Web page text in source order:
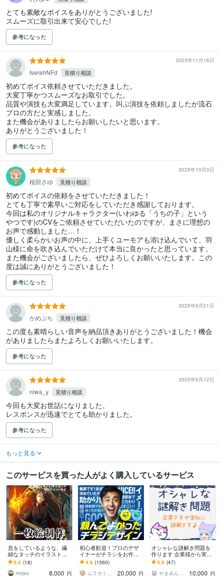
とても素敵なボイスをありがとうございました!
スムーズに取引出来て安心でした!
参考になった
2025年11月16日
IverehNFd 見積り相談
初めてボイス依頼させていただきました。
大変丁寧かつスムーズなお取引でした。
品質や演技も大変満足しています。叫ぶ演技を依頼しましたが流石
プロの方だと実感しました。
また機会がありましたらお願いしたいと思います。
ありがとうございました！
参考になった
2025年10月3日
桜田さゆ 見積り相談
初めてボイスの依頼をさせていただきました！
とても丁寧で素早いご対応をしていただき感謝しております。
今回は私のオリジナルキャラクター(いわゆる「うちの子」という
やつです)のCVをご依頼させていただいたのですが、まさに理想の
お声で感動しました…！
優しく柔らかいお声の中に、上手くユーモアも溶け込んでいて、羽
山様に命を吹き込んでいただけて本当に良かったと思っています。
また機会がございましたら、ぜひよろしくお願いいたします。この
度は誠にありがとうございました！
参考になった
2025年9月21日
かめぶち 見積り相談
この度も素晴らしい音声を納品頂きありがとうございました！機会
がありましたらまたよろしくお願いいたします。
参考になった
2025年9月12日
niwa_y 見積り相談
今回も大変お世話になりました。
レスポンスが迅速でとても助かりました。
参考になった
もっと見る
このサービスを買った人がよく購入しているサービス
息をしているような、繊
細なタッチのイラスト描
きます 光と影、繊細なタ
ッチであなたの物語を描
きます！
5.0 (18)
mojas
8,000 円
初心者歓迎！プロのデザ
イナーがチラシをお作り
します ココナラ初心者も
歓迎！企業から個人まで
高品質を安価でお届け！
4.9 (1560)
ムラカミラボ
20,000 円
オシャレな謎解き問題を
作ります 企業様から実績2
00件以上あります
4.9 (47)
やまみん（謎解きイラストレーター）
10,000 円